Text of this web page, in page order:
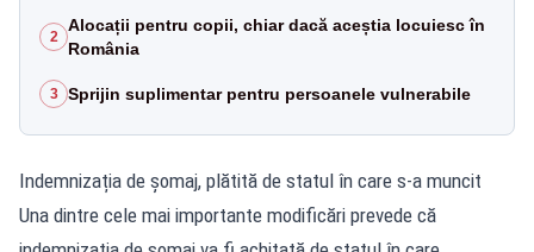
2
Alocații pentru copii, chiar dacă aceștia locuiesc în
România
3 Sprijin suplimentar pentru persoanele vulnerabile
Indemnizația de șomaj, plătită de statul în care s-a muncit
Una dintre cele mai importante modificări prevede că